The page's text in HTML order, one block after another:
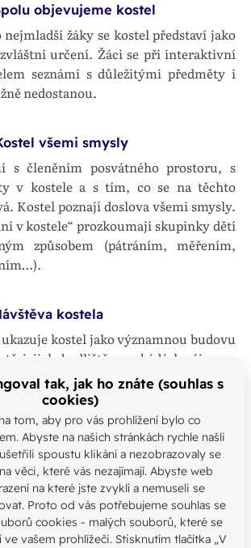
objevujeme kostel
žáky se kostel představí jako
určení. Žáci se při interaktivní
seznámí s důležitými předměty i
nedostanou.
všemi smysly
s členěním posvátného prostoru, s
v kostele a s tím, co se na těchto
Kostel poznají doslova všemi smysly.
v kostele“ prozkoumají skupinky dětí
způsobem (pátráním, měřením,
kostela
kostel jako významnou budovu
jejich bydliště a nabádá k zájmu o
regionu.
znalosti v oblasti základních pojmů a
kultury. Poznají kostel jako místo
umění, ale i hledání, ticha a modlitby.
získat přihlášením se na seminář na
vstupy/
tak, jak ho znáte (souhlas s
cookies)
tom, aby pro vás prohlížení bylo co
Abyste na našich stránkách rychle našli
spoustu klikání a nezobrazovaly se
věci, které vás nezajímají. Abyste web
na které jste zvyklí a nemuseli se
Proto od vás potřebujeme souhlas se
cookies - malých souborů, které se
ve vašem prohlížeči. Stisknutím tlačítka „V